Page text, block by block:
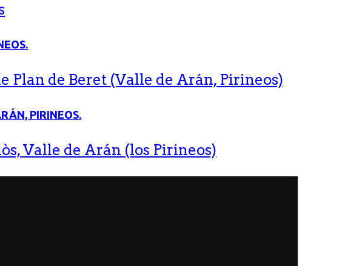
Plan de Beret (Valle de Arán, Pirineos)
Valle de Arán (los Pirineos)